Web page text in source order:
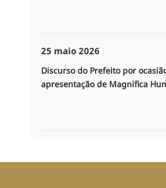
25 maio 2026
Discurso do Prefeito por
apresentação de Magnifica